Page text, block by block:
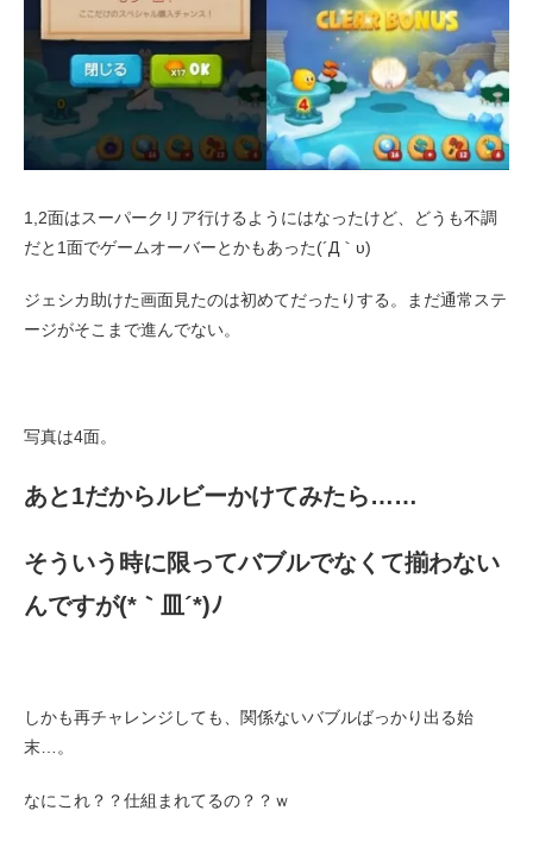
1,2面はスーパークリア行けるようにはなったけど、どうも不調
だと1面でゲームオーバーとかもあった(´Д｀υ)
ジェシカ助けた画面見たのは初めてだったりする。まだ通常ステ
ージがそこまで進んでない。
写真は4面。
あと1だからルビーかけてみたら……
そういう時に限ってバブルでなくて揃わない
んですが(*｀皿´*)ﾉ
しかも再チャレンジしても、関係ないバブルばっかり出る始
末…。
なにこれ？？仕組まれてるの？？ｗ